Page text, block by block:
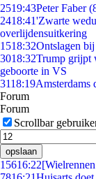
2519:43Peter Faber
2418:41'Zwarte
overlijdensuitkering
1518:32Ontslagen
3018:32Trump grijpt
geboorte in VS
3118:19Amsterdams
Forum
Forum
Scrollbar
opslaan
15616:22